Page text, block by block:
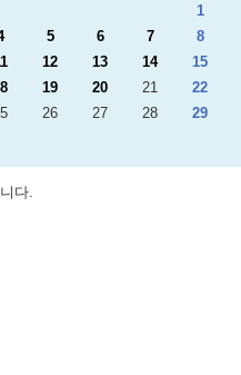
1
5 6 7
8
12 13 14
15
19 20 21
22
26 27 28
29
다.